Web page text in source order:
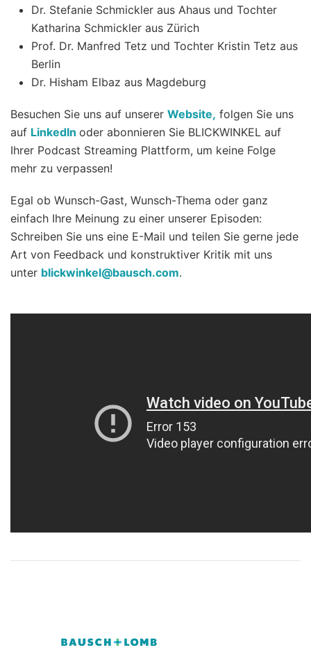
Dr. Stefanie Schmickler aus Ahaus und Tochter
Katharina Schmickler aus Zürich
Prof. Dr. Manfred Tetz und Tochter Kristin Tetz aus
Berlin
Dr. Hisham Elbaz aus Magdeburg
Besuchen Sie uns auf unserer Website, folgen Sie uns
auf LinkedIn oder abonnieren Sie BLICKWINKEL auf
Ihrer Podcast Streaming Plattform, um keine Folge
mehr zu verpassen!
Egal ob Wunsch-Gast, Wunsch-Thema oder ganz
einfach Ihre Meinung zu einer unserer Episoden:
Schreiben Sie uns eine E-Mail und teilen Sie gerne jede
Art von Feedback und konstruktiver Kritik mit uns
unter blickwinkel@bausch.com.